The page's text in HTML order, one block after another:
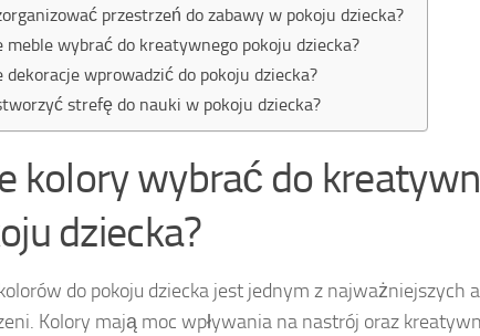
przestrzeń do zabawy w pokoju dziecka?
meble wybrać do kreatywnego pokoju dziecka?
dekoracje wprowadzić do pokoju dziecka?
strefę do nauki w pokoju dziecka?
kolory wybrać do
dziecka?
do pokoju dziecka jest jednym z najważniejszych
Kolory mają moc wpływania na nastrój oraz